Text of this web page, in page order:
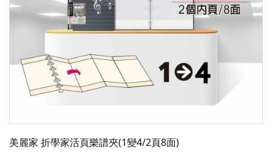
美麗家 折學家活頁樂譜夾(1變4/2頁8面)